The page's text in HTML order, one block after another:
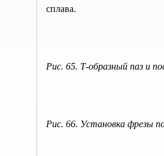
сплава.
Рис. 65. Т-образный паз и
Рис. 66. Установка фрезы